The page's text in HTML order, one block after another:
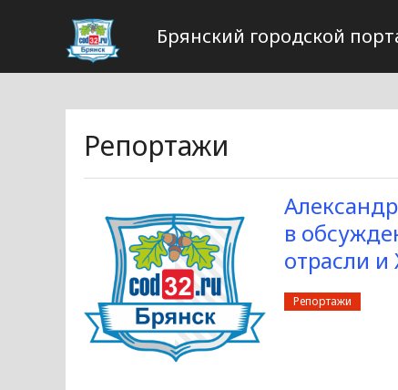
Брянский городской
Репортажи
в
отрасли
Репортажи